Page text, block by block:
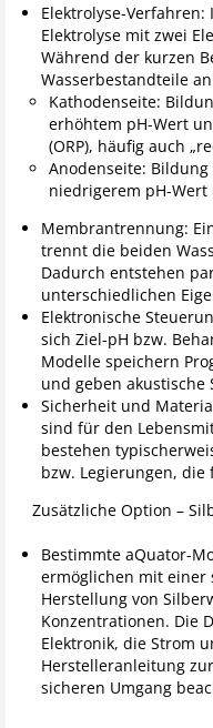
Elektrolyse-
Elektrolyse mit zwei
Während der kurzen
Wasserbestandteile
Kathodenseite:
erhöhtem pH-Wert
(ORP), häufig auch
Anodenseite:
niedrigerem pH-Wert
Membrantrennung:
trennt die beiden
Dadurch entstehen
unterschiedlichen
Elektronische
sich Ziel-pH bzw.
Modelle speichern
und geben akustische
Sicherheit und
sind für den
bestehen
bzw. Legierungen,
Zusätzliche Option –
Bestimmte aQuator-
ermöglichen mit einer
Herstellung von
Konzentrationen. Die
Elektronik, die Strom
Herstelleranleitung
sicheren Umgang